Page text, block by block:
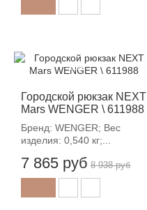
Городской рюкзак NEXT
Mars WENGER \ 611988
Бренд: WENGER; Вес
изделия: 0,540 кг;...
7 865 руб
-12%
8 938 руб